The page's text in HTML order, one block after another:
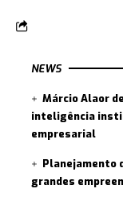
NEWS
Márcio Alaor
inteligência
empresarial
Planejamento
grandes